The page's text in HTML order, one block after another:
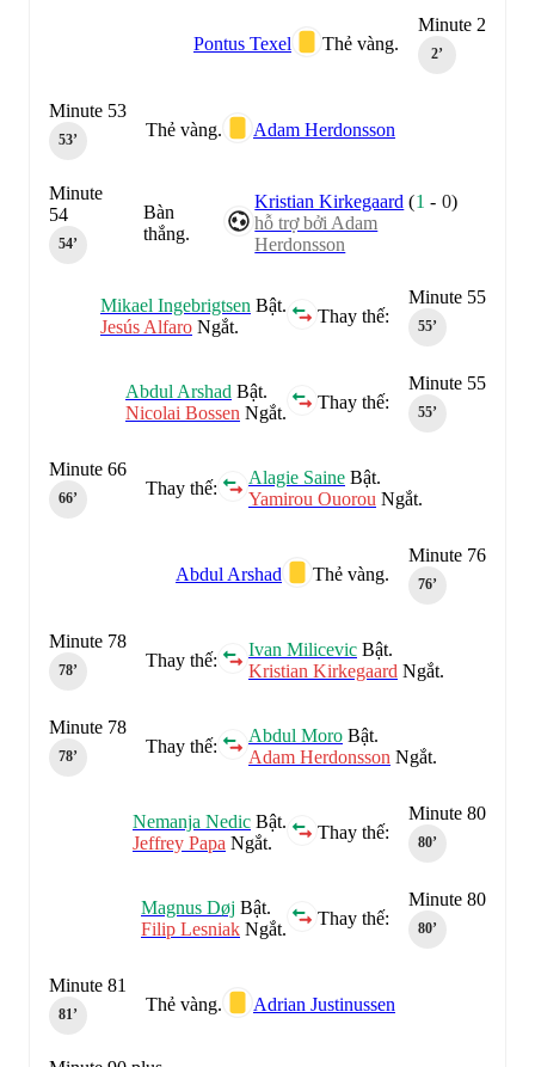
Minute 2
2‎’‎
Thẻ vàng.
Pontus Texel
Thẻ vàng. Adam Herdonsson
Minute 53
53‎’‎
Bàn
thắng.
Kristian Kirkegaard (1 - 0)
hỗ trợ bởi Adam
Herdonsson
Minute
54
54‎’‎
Minute 55
55‎’‎
Thay thế:
Mikael Ingebrigtsen Bật.
Jesús Alfaro Ngắt.
Minute 55
55‎’‎
Thay thế:
Abdul Arshad Bật.
Nicolai Bossen Ngắt.
Thay thế:
Alagie Saine Bật.
Yamirou Ouorou Ngắt.
Minute 66
66‎’‎
Minute 76
76‎’‎
Thẻ vàng.
Abdul Arshad
Thay thế:
Ivan Milicevic Bật.
Kristian Kirkegaard Ngắt.
Minute 78
78‎’‎
Thay thế:
Abdul Moro Bật.
Adam Herdonsson Ngắt.
Minute 78
78‎’‎
Minute 80
80‎’‎
Thay thế:
Nemanja Nedic Bật.
Jeffrey Papa Ngắt.
Minute 80
80‎’‎
Thay thế:
Magnus Døj Bật.
Filip Lesniak Ngắt.
Thẻ vàng. Adrian Justinussen
Minute 81
81‎’‎